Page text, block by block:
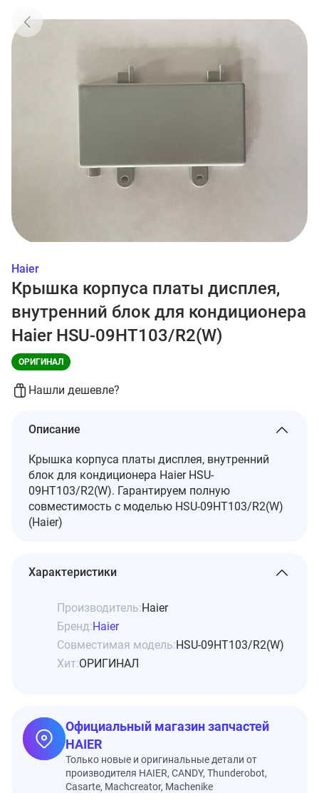
Haier
Крышка корпуса платы дисплея,
внутренний блок для кондиционера
Haier HSU-09HT103/R2(W)
ОРИГИНАЛ
Нашли дешевле?
Описание
Крышка корпуса платы дисплея, внутренний
блок для кондиционера Haier HSU-
09HT103/R2(W). Гарантируем полную
совместимость с моделью HSU-09HT103/R2(W)
(Haier)
Характеристики
Производитель:Haier
Бренд:Haier
Совместимая модель:HSU-09HT103/R2(W)
Хит:ОРИГИНАЛ
Официальный магазин запчастей
HAIER
Только новые и оригинальные детали от
производителя HAIER, CANDY, Thunderobot,
Casarte, Machcreator, Machenike